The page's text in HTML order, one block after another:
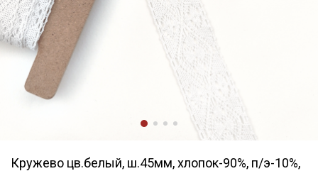
Кружево цв.белый, ш.45мм, хлопок-90%, п/э-10%,